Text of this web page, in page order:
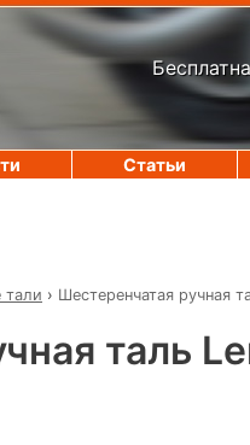
тали › Шестеренчатая ручная
таль
Статьи